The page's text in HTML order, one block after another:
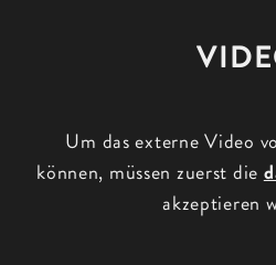
Um das externe Video
können, müssen zuerst die
akzeptieren